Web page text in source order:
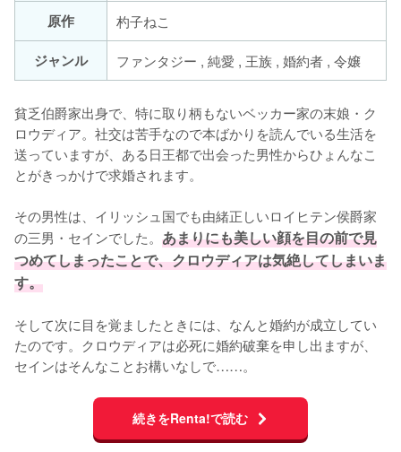
原作
杓子ねこ
ジャンル
ファンタジー , 純愛 , 王族 , 婚約者 , 令嬢
貧乏伯爵家出身で、特に取り柄もないベッカー家の末娘・ク
ロウディア。社交は苦手なので本ばかりを読んでいる生活を
送っていますが、ある日王都で出会った男性からひょんなこ
とがきっかけで求婚されます。
その男性は、イリッシュ国でも由緒正しいロイヒテン侯爵家
の三男・セインでした。 あまりにも美しい顔を目の前で見
つめてしまったことで、クロウディアは気絶してしまいま
す。
そして次に目を覚ましたときには、なんと婚約が成立してい
たのです。クロウディアは必死に婚約破棄を申し出ますが、
セインはそんなことお構いなしで……。
続きをRenta!で読む